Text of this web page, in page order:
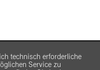
technisch erforderliche
Service zu